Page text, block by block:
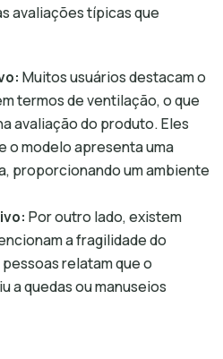
avaliações típicas que
Muitos usuários destacam o
termos de ventilação, o que
avaliação do produto. Eles
o modelo apresenta uma
proporcionando um ambiente
Por outro lado, existem
a fragilidade do
relatam que o
a quedas ou manuseios